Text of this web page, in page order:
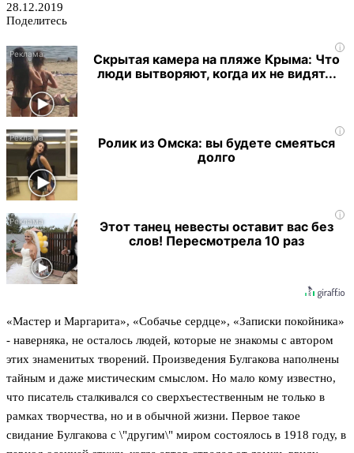
28.12.2019
Поделитесь
i
Скрытая камера на пляже Крыма: Что
люди вытворяют, когда их не видят...
i
Ролик из Омска: вы будете смеяться
долго
i
Этот танец невесты оставит вас без
слов! Пересмотрела 10 раз
«Мастер и Маргарита», «Собачье сердце», «Записки покойника»
- наверняка, не осталось людей, которые не знакомы с автором
этих знаменитых творений. Произведения Булгакова наполнены
тайным и даже мистическим смыслом. Но мало кому известно,
что писатель сталкивался со сверхъестественным не только в
рамках творчества, но и в обычной жизни. Первое такое
свидание Булгакова с \"другим\" миром состоялось в 1918 году, в